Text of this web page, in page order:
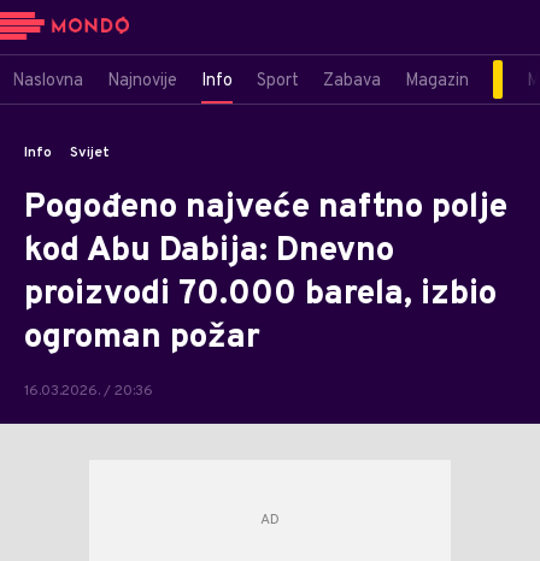
Naslovna Najnovije Info Sport Zabava Magazin
Info Svijet
Pogođeno najveće naftno polje
kod Abu Dabija: Dnevno
proizvodi 70.000 barela, izbio
ogroman požar
16.03.2026. / 20:36